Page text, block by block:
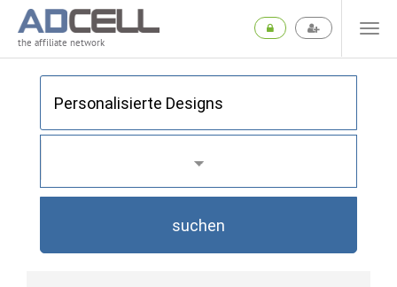
the affiliate network
suchen